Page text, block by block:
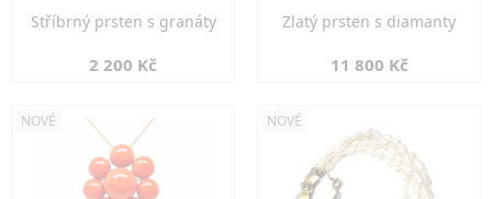
Stříbrný prsten s granáty
2 200 Kč
Zlatý prsten s diamanty
11 800 Kč
NOVÉ NOVÉ